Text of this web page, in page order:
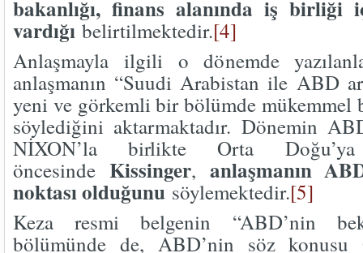
bakanlığı, finans alanında iş birliği
vardığı belirtilmektedir.[4]
Anlaşmayla ilgili o dönemde
anlaşmanın “Suudi Arabistan ile ABD
yeni ve görkemli bir bölümde mükemmel
söylediğini aktarmaktadır. Dönemin
NİXON’la birlikte Orta
öncesinde Kissinger, anlaşmanın
noktası olduğunu söylemektedir.[5]
Keza resmi belgenin “ABD’nin
bölümünde de, ABD’nin söz konusu